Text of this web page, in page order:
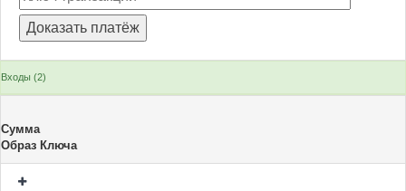
Входы (2)
Сумма
Образ Ключа